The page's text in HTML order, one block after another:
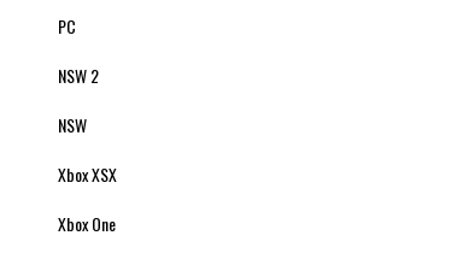
PC
NSW 2
NSW
Xbox XSX
Xbox One